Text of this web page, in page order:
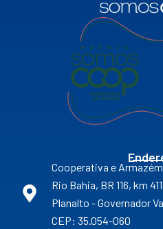
Cooperativa e
Rio Bahia, BR 116, km
Planalto - Governador
CEP: 35.054-060